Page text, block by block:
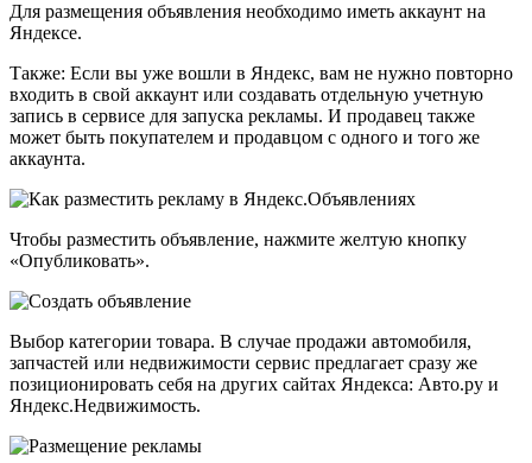
Для размещения объявления необходимо иметь аккаунт на
Яндексе.
Также: Если вы уже вошли в Яндекс, вам не нужно повторно
входить в свой аккаунт или создавать отдельную учетную
запись в сервисе для запуска рекламы. И продавец также
может быть покупателем и продавцом с одного и того же
аккаунта.
Чтобы разместить объявление, нажмите желтую кнопку
«Опубликовать».
Выбор категории товара. В случае продажи автомобиля,
запчастей или недвижимости сервис предлагает сразу же
позиционировать себя на других сайтах Яндекса: Авто.ру и
Яндекс.Недвижимость.